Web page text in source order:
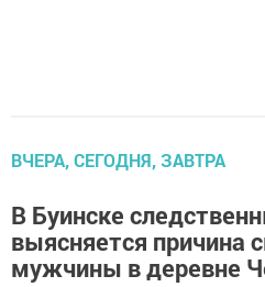
ВЧЕРА, СЕГОДНЯ, ЗАВТРА
В Буинске
выясняется причина
мужчины в деревне